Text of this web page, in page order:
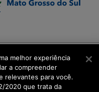
melhor experiência
a compreender
relevantes para você.
2020 que trata da